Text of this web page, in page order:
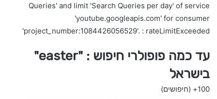
Queries' and limit 'Search Queries per day' of service
'youtube.googleapis.com' for consumer
'project_number:1084426056529'. : rateLimitExceeded
עד כמה פופולרי חיפוש : "easter"
בישראל
100+ (חיפושים)